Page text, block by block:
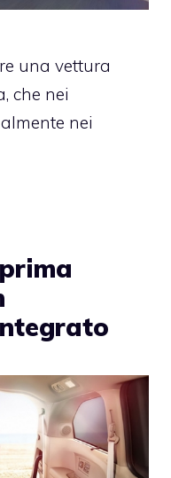
una vettura
che nei
nei